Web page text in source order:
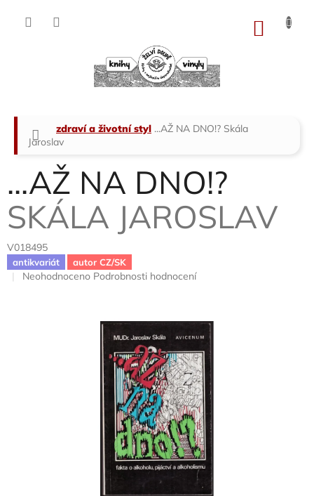
Domů
zdraví a životní styl ...AŽ NA DNO!? Skála
Jaroslav
...AŽ NA DNO!?
SKÁLA JAROSLAV
V018495
antikvariát autor CZ/SK
Průměrné
Neohodnoceno Podrobnosti hodnocení